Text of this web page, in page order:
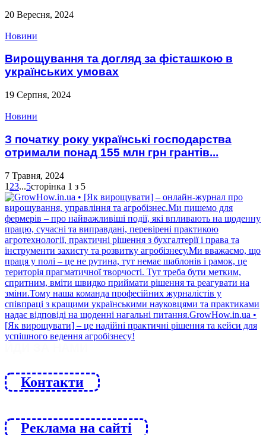
20 Вересня, 2024
Новини
Вирощування та догляд за фісташкою в
українських умовах
19 Серпня, 2024
Новини
З початку року українські господарства
отримали понад 155 млн грн грантів...
7 Травня, 2024
1 23...5сторінка 1 з 5
Контакти
Реклама на сайті